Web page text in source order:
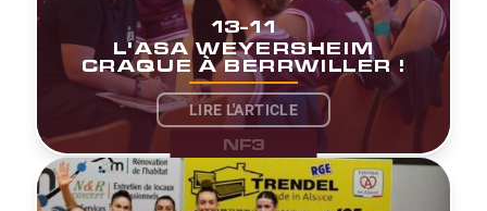
13-11
L'ASA WEYERSHEIM
CRAQUE À BERRWILLER !
LIRE L'ARTICLE
NF3